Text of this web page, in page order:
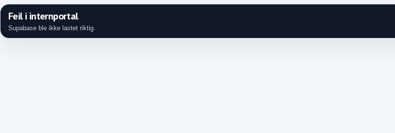
Hjem Sportskongen-admin
Feil i internportal
Supabase ble ikke lastet riktig.